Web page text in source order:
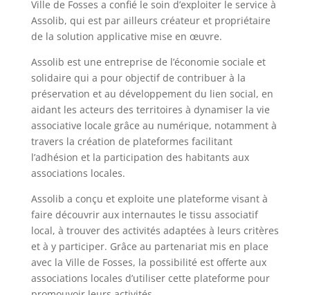
Ville de Fosses a confié le soin d’exploiter le service à
Assolib, qui est par ailleurs créateur et propriétaire
de la solution applicative mise en œuvre.
Assolib est une entreprise de l’économie sociale et
solidaire qui a pour objectif de contribuer à la
préservation et au développement du lien social, en
aidant les acteurs des territoires à dynamiser la vie
associative locale grâce au numérique, notamment à
travers la création de plateformes facilitant
l’adhésion et la participation des habitants aux
associations locales.
Assolib a conçu et exploite une plateforme visant à
faire découvrir aux internautes le tissu associatif
local, à trouver des activités adaptées à leurs critères
et à y participer. Grâce au partenariat mis en place
avec la Ville de Fosses, la possibilité est offerte aux
associations locales d’utiliser cette plateforme pour